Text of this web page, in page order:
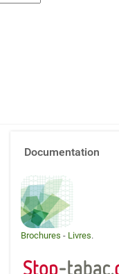
Documentation
Brochures - Livres.